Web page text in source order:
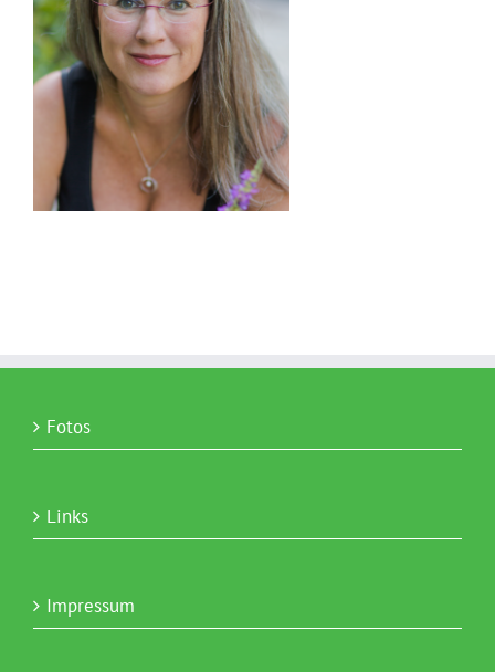
Fotos
Links
Impressum